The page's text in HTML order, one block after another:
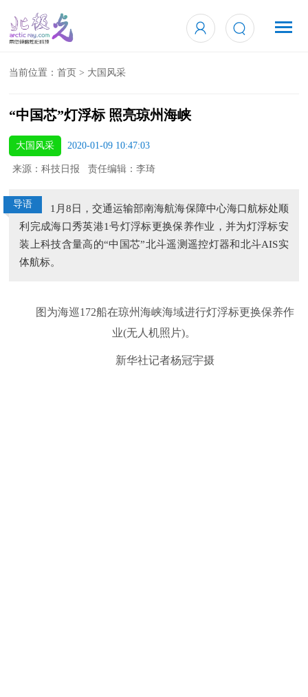
当前位置：首页 > 大国风采
“中国芯”灯浮标 照亮琼州海峡
大国风采 2020-01-09 10:47:03
来源：科技日报 责任编辑：李琦
导语
1月8日，交通运输部南海航海保障中心海口航标处顺
利完成海口秀英港1号灯浮标更换保养作业，并为灯浮标安
装上科技含量高的“中国芯”北斗遥测遥控灯器和北斗AIS实
体航标。
图为海巡172船在琼州海峡海域进行灯浮标更换保养作
业(无人机照片)。
新华社记者杨冠宇摄